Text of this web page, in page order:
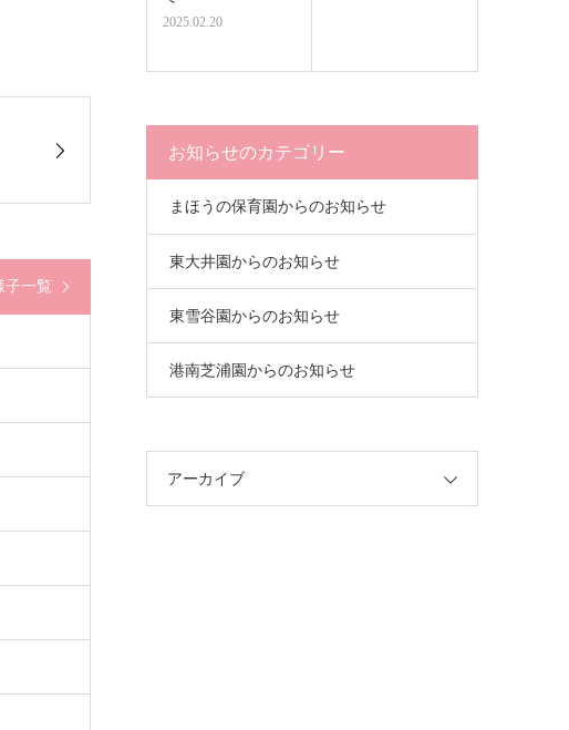
子一覧
2025.02.20
お知らせのカテゴリー
まほうの保育園からのお知らせ
東大井園からのお知らせ
東雪谷園からのお知らせ
港南芝浦園からのお知らせ
アーカイブ